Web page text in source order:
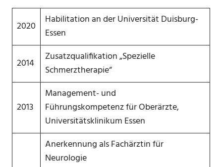
2020
Habilitation an der Universität Duisburg-
Essen
2014
Zusatzqualifikation „Spezielle
Schmerztherapie“
2013
Management- und
Führungskompetenz für Oberärzte,
Universitätsklinikum Essen
Anerkennung als Fachärztin für
Neurologie